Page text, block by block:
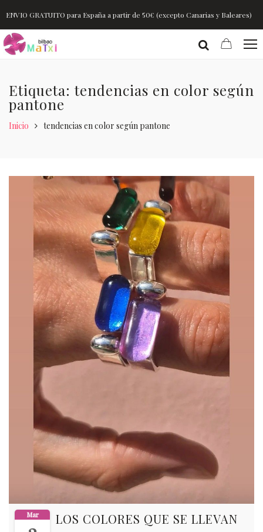
ENVIO GRATUITO para España a partir de 50€ (excepto Canarias y Baleares)
Etiqueta: tendencias en color según
pantone
Inicio tendencias en color según pantone
Mar
LOS COLORES QUE SE LLEVAN